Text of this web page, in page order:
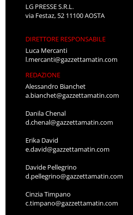
LG PRESSE S.R.L.
via Festaz, 52 11100 AOSTA
DIRETTORE RESPONSABILE
Luca Mercanti
l.mercanti@gazzettamatin.com
REDAZIONE
Alessandro Bianchet
a.bianchet@gazzettamatin.com
Danila Chenal
d.chenal@gazzettamatin.com
Erika David
e.david@gazzettamatin.com
Davide Pellegrino
d.pellegrino@gazzettamatin.com
Cinzia Timpano
c.timpano@gazzettamatin.com